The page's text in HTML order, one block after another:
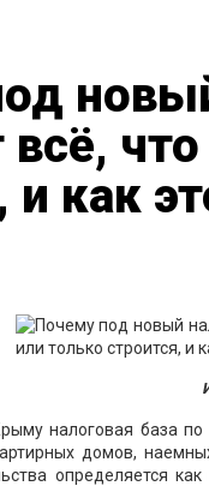
и как
налоговая база
домов,
определяется как